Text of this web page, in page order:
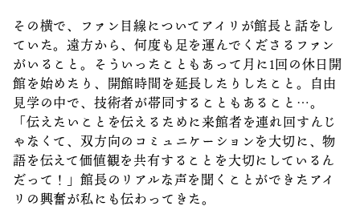
その横で、ファン目線についてアイリが館長と話をし
ていた。遠方から、何度も足を運んでくださるファン
がいること。そういったこともあって月に1回の休日開
館を始めたり、開館時間を延長したりしたこと。自由
見学の中で、技術者が帯同することもあること…。
「伝えたいことを伝えるために来館者を連れ回すんじ
ゃなくて、双方向のコミュニケーションを大切に、物
語を伝えて価値観を共有することを大切にしているん
だって！」館長のリアルな声を聞くことができたアイ
リの興奮が私にも伝わってきた。